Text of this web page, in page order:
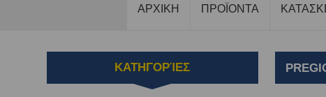
ΑΡΧΙΚΗ ΠΡΟΪΟΝΤΑ
ΚΑΤΗΓΟΡΊΕΣ